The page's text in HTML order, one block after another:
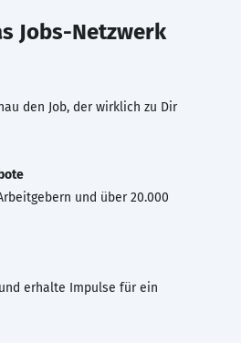
Jobs-Netzwerk
den Job, der wirklich zu Dir
und über 20.000
erhalte Impulse für ein